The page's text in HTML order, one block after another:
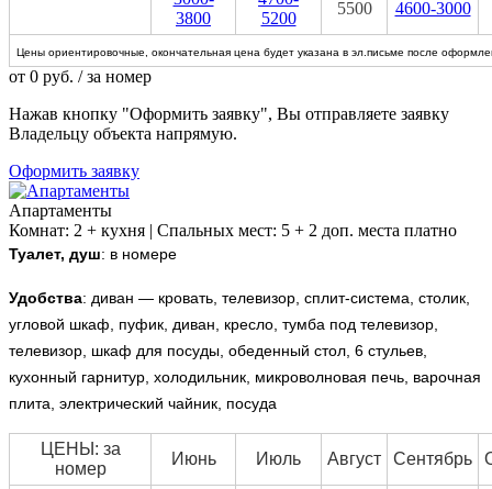
3800
5200
5500 4600-3000
Цены ориентировочные, окончательная цена будет указана в эл.письме после
от 0 руб. / за номер
Нажав кнопку "Оформить заявку", Вы отправляете заявку
Владельцу объекта напрямую.
Оформить заявку
Апартаменты
Комнат: 2 + кухня | Спальных мест: 5 + 2 доп. места платно
Туалет, душ: в номере
Удобства: диван — кровать, телевизор, сплит-система, столик,
угловой шкаф, пуфик, диван, кресло, тумба под телевизор,
телевизор, шкаф для посуды, обеденный стол, 6 стульев,
кухонный гарнитур, холодильник, микроволновая печь, варочная
плита, электрический чайник, посуда
ЦЕНЫ: за
номер
Июнь Июль Август Сентябрь